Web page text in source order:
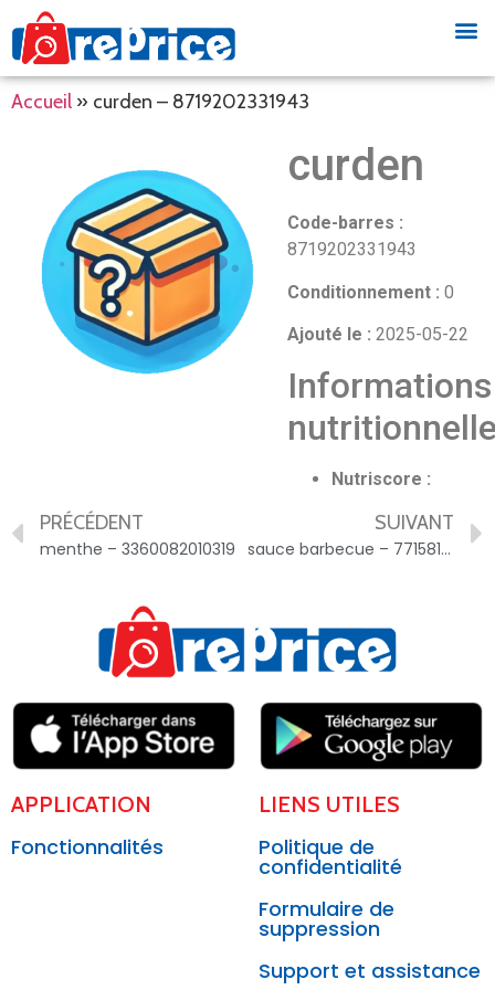
Accueil » curden – 8719202331943
curden
Code-barres :
8719202331943
Conditionnement : 0
Ajouté le : 2025-05-22
Informations
Nutriscore :
PRÉCÉDENT
menthe – 3360082010319
SUIVANT
sauce barbecue – 77158154
APPLICATION
Fonctionnalités
LIENS UTILES
Politique de
confidentialité
Formulaire de
suppression
Support et assistance